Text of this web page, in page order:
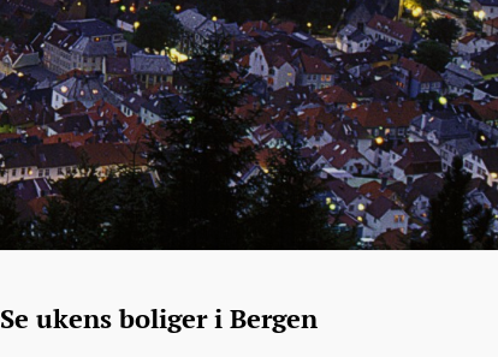
Se ukens boliger i Bergen